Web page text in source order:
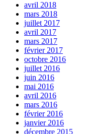
avril 2018
mars 2018
juillet 2017
avril 2017
mars 2017
février 2017
octobre 2016
juillet 2016
juin 2016
mai 2016
avril 2016
mars 2016
février 2016
janvier 2016
décembre 2015